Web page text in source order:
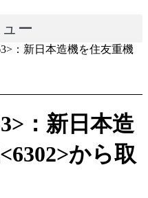
ー
：新日本造機を住友重機
：新日本造
から取